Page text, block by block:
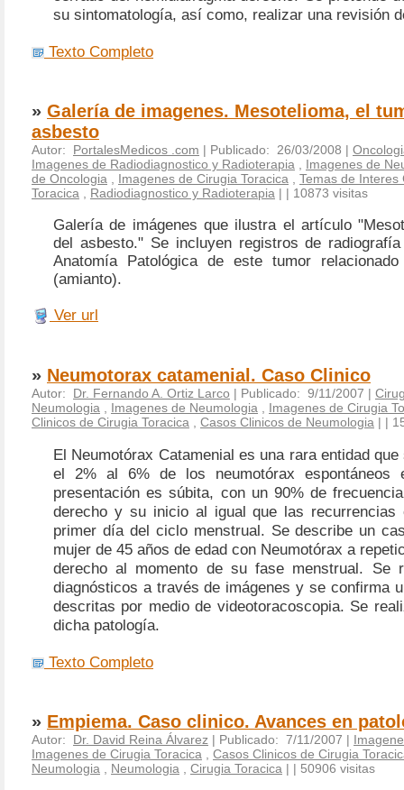
su sintomatología, así como, realizar una revisión
Texto Completo
» Galería de imagenes. Mesotelioma, el
asbesto
Autor: PortalesMedicos .com | Publicado: 26/03/2008 |
Imagenes de Radiodiagnostico y Radioterapia , Imagenes de
de Oncologia , Imagenes de Cirugia Toracica , Temas de Interes
Toracica , Radiodiagnostico y Radioterapia | | 10873 visitas
Galería de imágenes que ilustra el artículo
del asbesto." Se incluyen registros de
Anatomía Patológica de este tumor
(amianto).
Ver url
» Neumotorax catamenial. Caso Clinico
Autor: Dr. Fernando A. Ortiz Larco | Publicado: 9/11/2007 |
Neumologia
Imagenes de Neumologia
Imagenes de Cirugia
Clinicos de Cirugia Toracica
Casos Clinicos de Neumologia | |
El Neumotórax Catamenial es una rara entidad
el 2% al 6% de los neumotórax espontáneos
presentación es súbita, con un 90% de
derecho y su inicio al igual que las recurrencias
primer día del ciclo menstrual. Se describe un
mujer de 45 años de edad con Neumotórax a
derecho al momento de su fase menstrual. Se
diagnósticos a través de imágenes y se confirma
descritas por medio de videotoracoscopia. Se
dicha patología.
Texto Completo
» Empiema. Caso clinico. Avances en
Autor: Dr. David Reina Álvarez | Publicado: 7/11/2007 |
Imagenes de Cirugia Toracica
Casos Clinicos de Cirugia
Neumologia
Neumologia Cirugia Toracica | | 50906 visitas